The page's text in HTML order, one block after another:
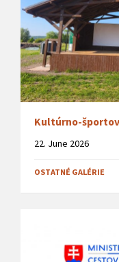
Kultúrno-
22. June 2026
OSTATNÉ GALÉRIE